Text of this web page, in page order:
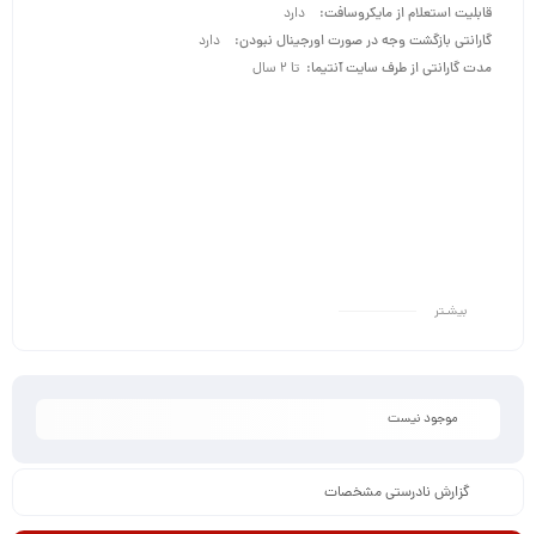
قابلیت استعلام از مایکروسافت:
دارد
گارانتی بازگشت وجه در صورت اورجینال نبودن:
دارد
مدت گارانتی از طرف سایت آنتیما: تا 2 سال
بیشـتر
موجود نیست
گزارش نادرستی مشخصات